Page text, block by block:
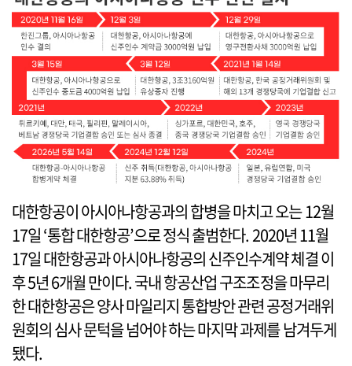
대한항공이 아시아나항공과의 합병을 마치고 오는 12월
17일 ‘통합 대한항공’으로 정식 출범한다. 2020년 11월
17일 대한항공과 아시아나항공의 신주인수계약 체결 이
후 5년 6개월 만이다. 국내 항공산업 구조조정을 마무리
한 대한항공은 양사 마일리지 통합방안 관련 공정거래위
원회의 심사 문턱을 넘어야 하는 마지막 과제를 남겨두게
됐다.